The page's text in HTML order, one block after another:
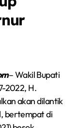
– Wakil Bupati
2022, H.
akan dilantik
bertempat di